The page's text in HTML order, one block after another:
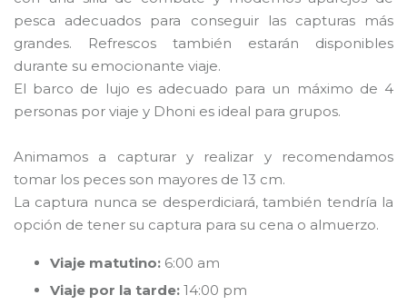
pesca adecuados para conseguir las capturas más
grandes. Refrescos también estarán disponibles
durante su emocionante viaje.
El barco de lujo es adecuado para un máximo de 4
personas por viaje y Dhoni es ideal para grupos.
Animamos a capturar y realizar y recomendamos
tomar los peces son mayores de 13 cm.
La captura nunca se desperdiciará, también tendría la
opción de tener su captura para su cena o almuerzo.
Viaje matutino: 6:00 am
Viaje por la tarde: 14:00 pm